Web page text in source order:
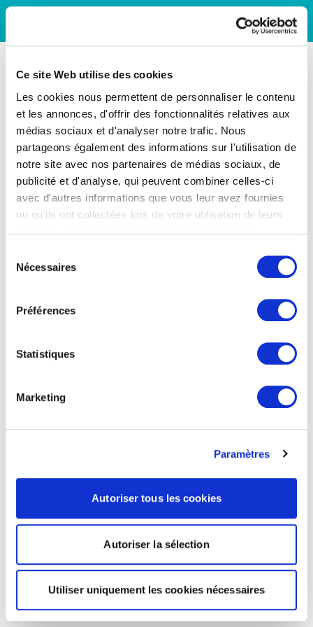
Ce site Web utilise des cookies
Les cookies nous permettent de personnaliser le contenu
et les annonces, d'offrir des fonctionnalités relatives aux
médias sociaux et d'analyser notre trafic. Nous
partageons également des informations sur l'utilisation de
notre site avec nos partenaires de médias sociaux, de
publicité et d'analyse, qui peuvent combiner celles-ci
avec d'autres informations que vous leur avez fournies
ou qu'ils ont collectées lors de votre utilisation de leurs
Nécessaires
Préférences
Statistiques
Marketing
Paramètres
Autoriser tous les cookies
Autoriser la sélection
Utiliser uniquement les cookies nécessaires